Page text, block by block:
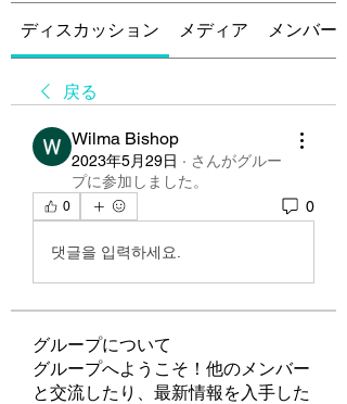
ディスカッション メディア メンバー
戻る
Wilma Bishop
2023年5月29日 · さんがグルー
プに参加しました。
0 0
댓글을 입력하세요.
グループについて
グループへようこそ！他のメンバー
と交流したり、最新情報を入手した